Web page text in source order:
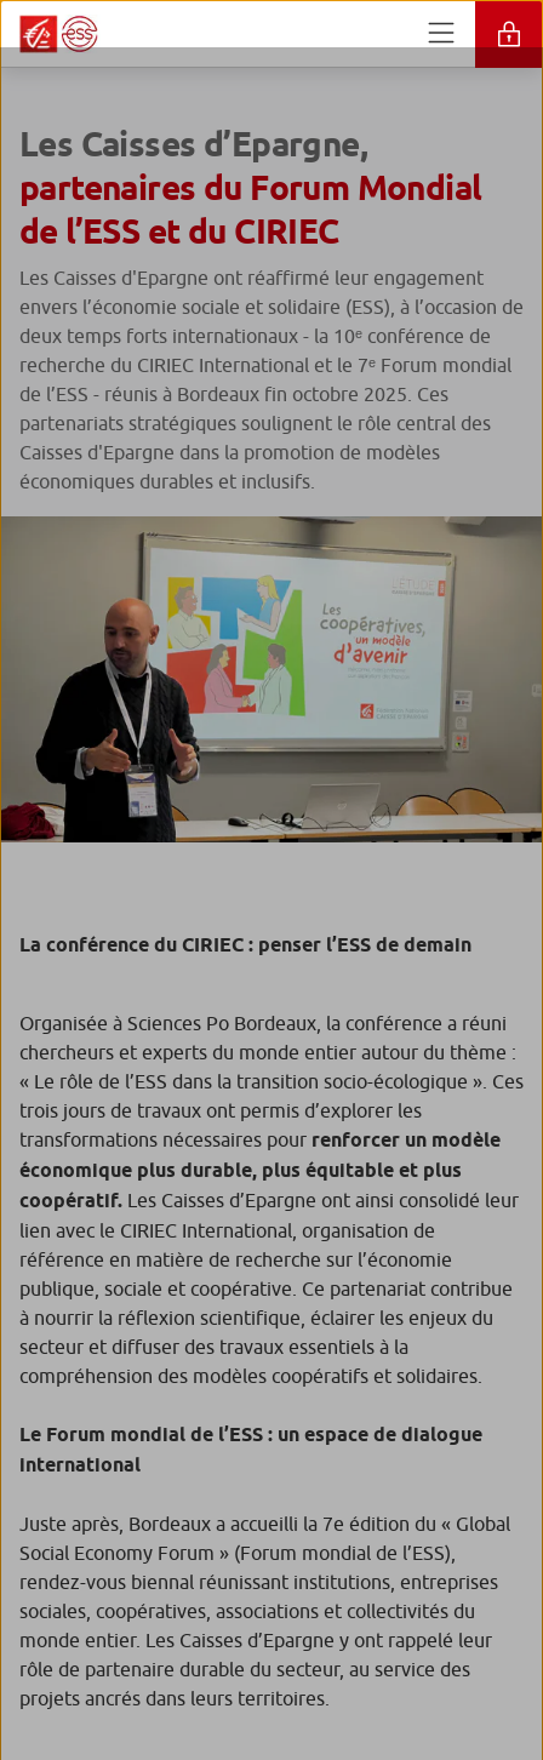
Les Caisses d’Epargne,
partenaires du Forum Mondial
de l’ESS et du CIRIEC
Les Caisses d'Epargne ont réaffirmé leur engagement
envers l’économie sociale et solidaire (ESS), à l’occasion de
deux temps forts internationaux - la 10ᵉ conférence de
recherche du CIRIEC International et le 7ᵉ Forum mondial
de l’ESS - réunis à Bordeaux fin octobre 2025. Ces
partenariats stratégiques soulignent le rôle central des
Caisses d'Epargne dans la promotion de modèles
économiques durables et inclusifs.
La conférence du CIRIEC : penser l’ESS de demain
Organisée à Sciences Po Bordeaux, la conférence a réuni
chercheurs et experts du monde entier autour du thème :
« Le rôle de l’ESS dans la transition socio-écologique ». Ces
trois jours de travaux ont permis d’explorer les
transformations nécessaires pour renforcer un modèle
économique plus durable, plus équitable et plus
coopératif. Les Caisses d’Epargne ont ainsi consolidé leur
lien avec le CIRIEC International, organisation de
référence en matière de recherche sur l’économie
publique, sociale et coopérative. Ce partenariat contribue
à nourrir la réflexion scientifique, éclairer les enjeux du
secteur et diffuser des travaux essentiels à la
compréhension des modèles coopératifs et solidaires.
Le Forum mondial de l’ESS : un espace de dialogue
international
Juste après, Bordeaux a accueilli la 7e édition du « Global
Social Economy Forum » (Forum mondial de l’ESS),
rendez-vous biennal réunissant institutions, entreprises
sociales, coopératives, associations et collectivités du
monde entier. Les Caisses d’Epargne y ont rappelé leur
rôle de partenaire durable du secteur, au service des
projets ancrés dans leurs territoires.